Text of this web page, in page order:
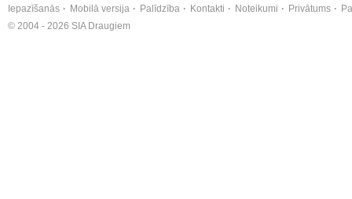
Iepazīšanās Mobilā versija Palīdzība Kontakti Noteikumi Privātums
© 2004 - 2026 SIA Draugiem